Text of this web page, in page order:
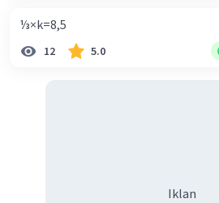
⅓×k=8,5
12 5.0
Iklan